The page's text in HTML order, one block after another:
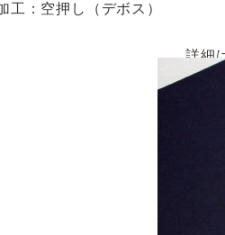
工：空押し（デボス）
詳細